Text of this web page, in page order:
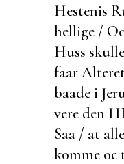
Hestenis
hellige /
Huss
faar
baade i
vere den
Saa / at
komme oc